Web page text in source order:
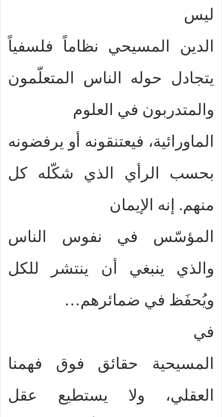
ليس
الدين المسيحي نظاماً فلسفياً
يتجادل حوله الناس المتعلّمون
والمتدربون في العلوم
الماورائية، فيعتنقونه أو يرفضونه
بحسب الرأي الذي شكّله كل
منهم. إنه الإيمان
المؤسّس في نفوس الناس
والذي ينبغي أن ينتشر للكل
ويُحفَظ في ضمائرهم…
في
المسيحية حقائق فوق فهمنا
العقلي، ولا يستطيع عقل